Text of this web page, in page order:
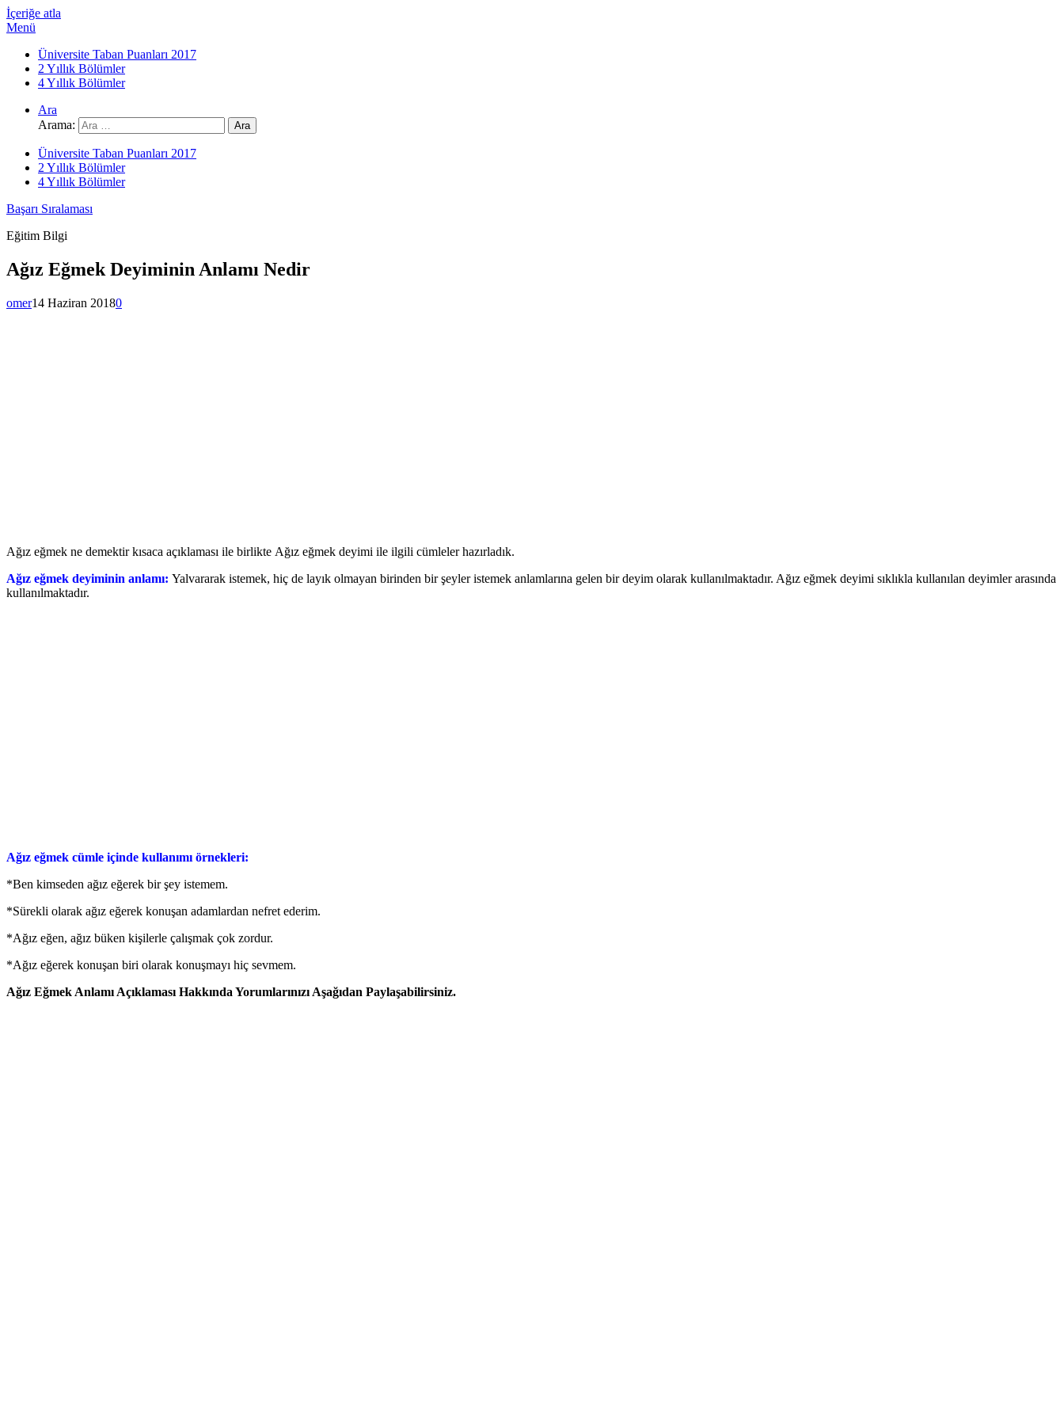
İçeriğe atla
Menü
Üniversite Taban Puanları 2017
2 Yıllık Bölümler
4 Yıllık Bölümler
Ara
Arama:
Üniversite Taban Puanları 2017
2 Yıllık Bölümler
4 Yıllık Bölümler
Başarı Sıralaması
Eğitim Bilgi
Ağız Eğmek Deyiminin Anlamı Nedir
omer14 Haziran 20180
Ağız eğmek ne demektir kısaca açıklaması ile birlikte Ağız eğmek deyimi ile ilgili cümleler hazırladık.
Ağız eğmek deyiminin anlamı: Yalvararak istemek, hiç de layık olmayan birinden bir şeyler istemek anlamlarına gelen bir deyim olarak kullanılmaktadır. Ağız eğmek deyimi sıklıkla kullanılan deyimler arasında
kullanılmaktadır.
Ağız eğmek cümle içinde kullanımı örnekleri:
*Ben kimseden ağız eğerek bir şey istemem.
*Sürekli olarak ağız eğerek konuşan adamlardan nefret ederim.
*Ağız eğen, ağız büken kişilerle çalışmak çok zordur.
*Ağız eğerek konuşan biri olarak konuşmayı hiç sevmem.
Ağız Eğmek Anlamı Açıklaması Hakkında Yorumlarınızı Aşağıdan Paylaşabilirsiniz.